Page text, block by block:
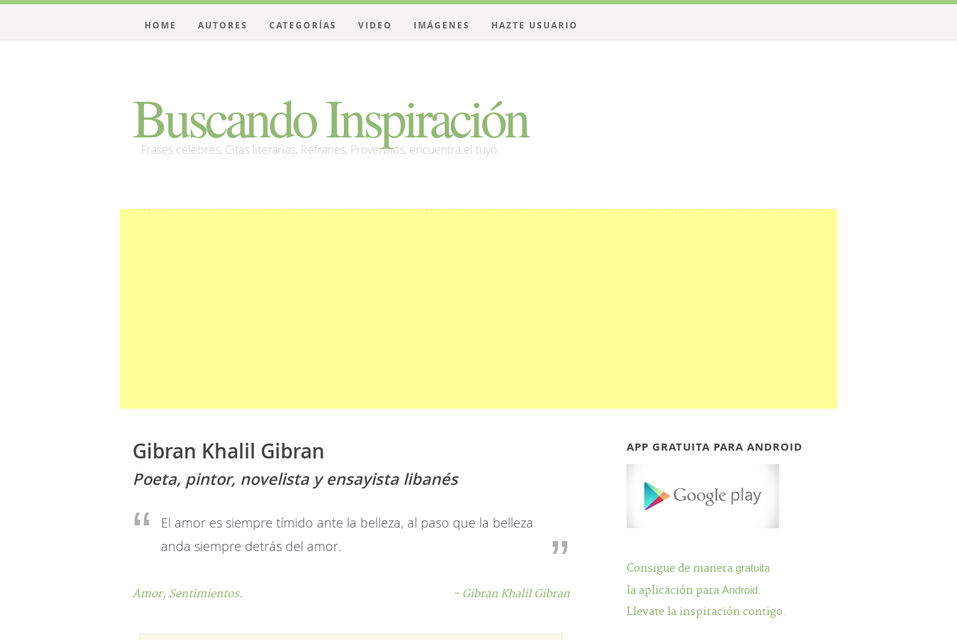
Buscando Inspiración
Frases célebres, Citas literarias, Refranes, Proverbios, encuentra el tuyo
HOME AUTORES CATEGORÍAS VIDEO IMÁGENES HAZTE USUARIO
Gibran Khalil Gibran
Poeta, pintor, novelista y ensayista libanés
El amor es siempre tímido ante la belleza, al paso que la belleza
anda siempre detrás del amor.
Amor, Sentimientos. - Gibran Khalil Gibran
APP GRATUITA PARA ANDROID
Consigue de maneragratuita
la aplicación paraAndroid.
Llevate la inspiración contigo.